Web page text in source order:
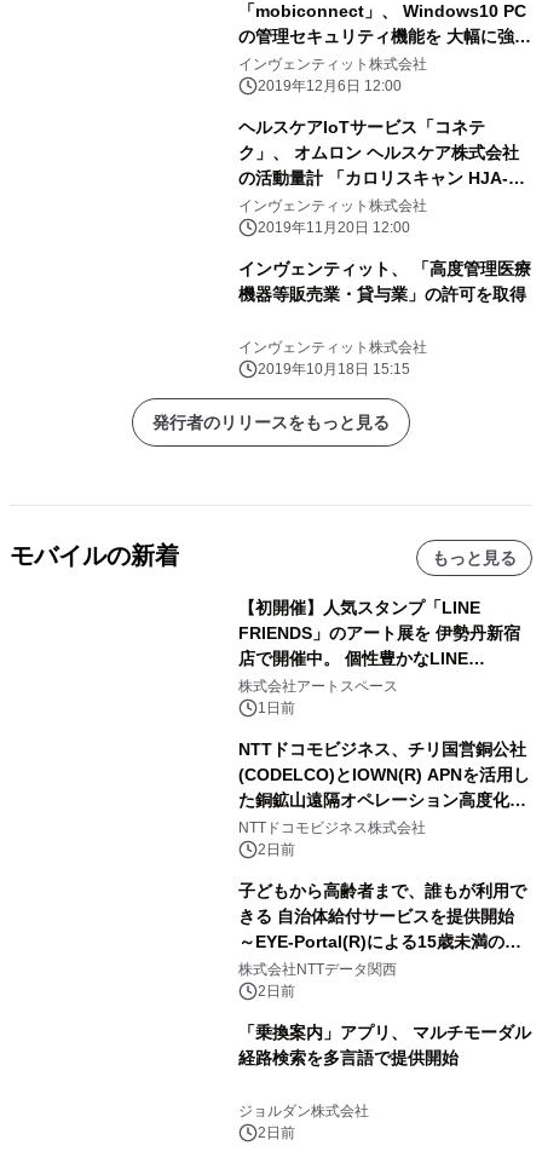
「mobiconnect」、 Windows10 PC
の管理セキュリティ機能を 大幅に強化
した新バージョンを12月6日にリリー
ス
インヴェンティット株式会社
2019年12月6日 12:00
ヘルスケアIoTサービス「コネテ
ク」、 オムロン ヘルスケア株式会社
の活動量計 「カロリスキャン HJA-
403C」に対応
インヴェンティット株式会社
2019年11月20日 12:00
インヴェンティット、 「高度管理医療
機器等販売業・貸与業」の許可を取得
インヴェンティット株式会社
2019年10月18日 15:15
発行者のリリースをもっと見る
モバイルの新着 もっと見る
【初開催】人気スタンプ「LINE
FRIENDS」のアート展を 伊勢丹新宿
店で開催中。 個性豊かなLINE
FRIENDSの仲間たちが インテリアア
ートとして新たな魅力を発信。
株式会社アートスペース
1日前
NTTドコモビジネス、チリ国営銅公社
(CODELCO)とIOWN(R) APNを活用し
た銅鉱山遠隔オペレーション高度化に
向けた調査・実証を開始
NTTドコモビジネス株式会社
2日前
子どもから高齢者まで、誰もが利用で
きる 自治体給付サービスを提供開始
～EYE-Portal(R)による15歳未満の本
人認証と デジタルデバイド対策で実現
～
株式会社NTTデータ関西
2日前
「乗換案内」アプリ、 マルチモーダル
経路検索を多言語で提供開始
ジョルダン株式会社
2日前